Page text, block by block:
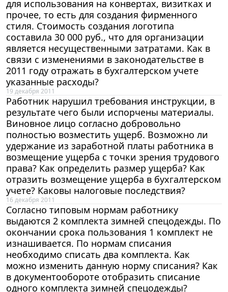
для использования на конвертах, визитках и
прочее, то есть для создания фирменного
стиля. Стоимость создания логотипа
составила 30 000 руб., что для организации
является несущественными затратами. Как в
связи с изменениями в законодательстве в
2011 году отражать в бухгалтерском учете
указанные расходы?
19 декабря 2011
Работник нарушил требования инструкции, в
результате чего были испорчены материалы.
Виновное лицо согласно добровольно
полностью возместить ущерб. Возможно ли
удержание из заработной платы работника в
возмещение ущерба с точки зрения трудового
права? Как определить размер ущерба? Как
отразить возмещение ущерба в бухгалтерском
учете? Каковы налоговые последствия?
16 декабря 2011
Согласно типовым нормам работнику
выдаются 2 комплекта зимней спецодежды. По
окончании срока пользования 1 комплект не
изнашивается. По нормам списания
необходимо списать два комплекта. Как
можно изменить данную норму списания? Как
в документообороте отобразить списание
одного комплекта зимней спецодежды?